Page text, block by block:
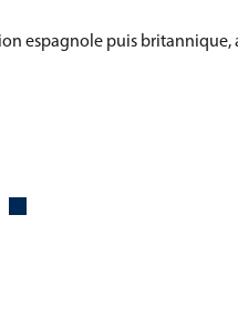
espagnole puis britannique,